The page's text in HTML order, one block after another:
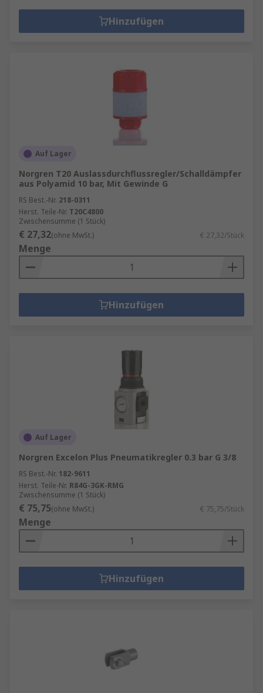
Hinzufügen
Auf Lager
Norgren T20 Auslassdurchflussregler/Schalldämpfer
aus Polyamid 10 bar, Mit Gewinde G
RS Best.-Nr. 218-0311
Herst. Teile-Nr. T20C4800
Zwischensumme (1 Stück)
€ 27,32(ohne MwSt.) € 27,32/Stück
Menge
Hinzufügen
Auf Lager
Norgren Excelon Plus Pneumatikregler 0.3 bar G 3/8
RS Best.-Nr. 182-9611
Herst. Teile-Nr. R84G-3GK-RMG
Zwischensumme (1 Stück)
€ 75,75(ohne MwSt.) € 75,75/Stück
Menge
Hinzufügen